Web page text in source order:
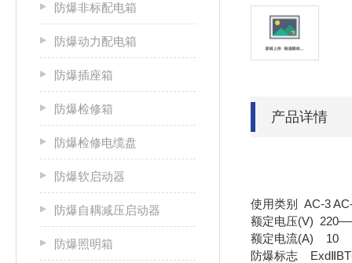
防爆非标配电箱
防爆动力配电箱
防爆插座箱
防爆检修箱
防爆检修电缆盘
防爆软启动器
防爆自耦减压启动器
防爆照明箱
产品详情
使用类别 AC-3
额定电压(V)
额定电流(A) 10
防爆标志